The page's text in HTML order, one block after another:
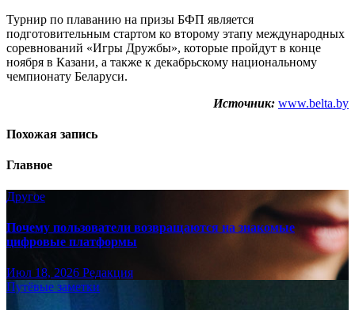
Турнир по плаванию на призы БФП является
подготовительным стартом ко второму этапу международных
соревнований «Игры Дружбы», которые пройдут в конце
ноября в Казани, а также к декабрьскому национальному
чемпионату Беларуси.
Источник: www.belta.by
Похожая запись
Главное
Другое
Почему пользователи возвращаются на знакомые
цифровые платформы
Июл 18, 2026 Редакция
Путёвые заметки